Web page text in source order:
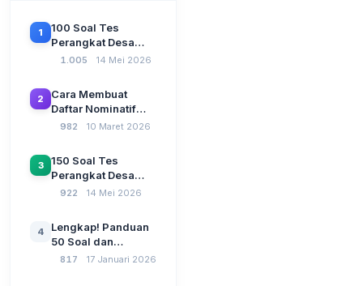
1
100 Soal Tes
Perangkat Desa
Terbaru 2026
CAT Berbasis UU
Desa No. 3 Tahun
2024
1.005 14 Mei 2026
2
Cara Membuat
Daftar Nominatif
Siltap di Aplikasi
SPP Pencairan
Dana Desa
982 10 Maret 2026
3
150 Soal Tes
Perangkat Desa
2026: Administrasi
Kebangsaan, dan
Komputer Beserta
Jawaban Paling
922 14 Mei 2026
4
Lengkap! Panduan
50 Soal dan
Jawaban Tes
817 17 Januari 2026